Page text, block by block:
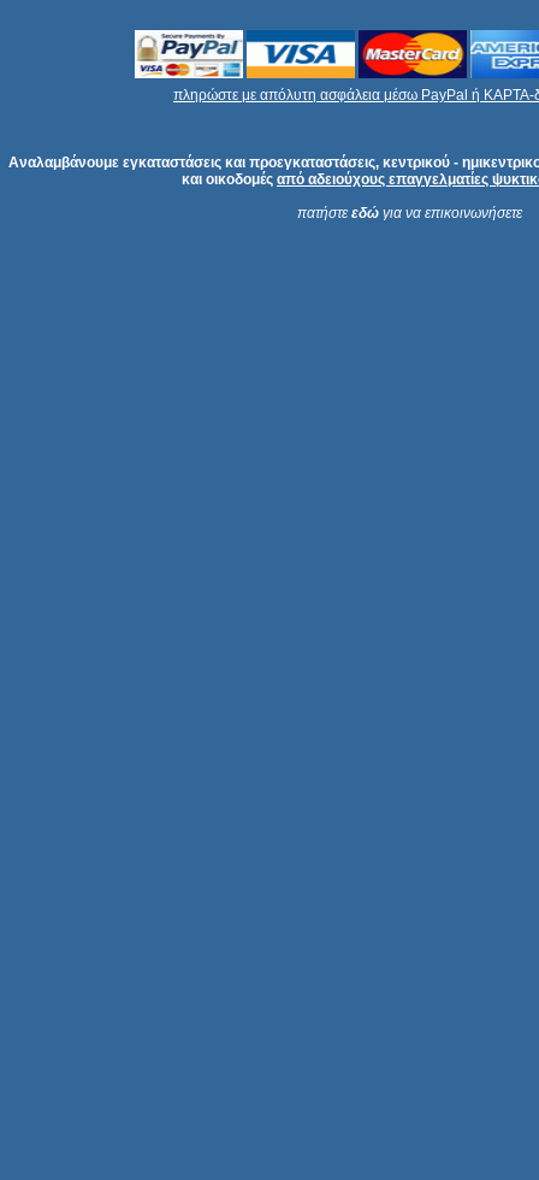
πληρώστε με απόλυτη ασφάλεια μέσω PayPal ή ΚΑΡΤΑ-
Αναλαμβάνουμε εγκαταστάσεις και προεγκαταστάσεις, κεντρικού -
και οικοδομές από αδειούχους επαγγελματίες
πατήστεεδώ για να επικοινωνήσετε